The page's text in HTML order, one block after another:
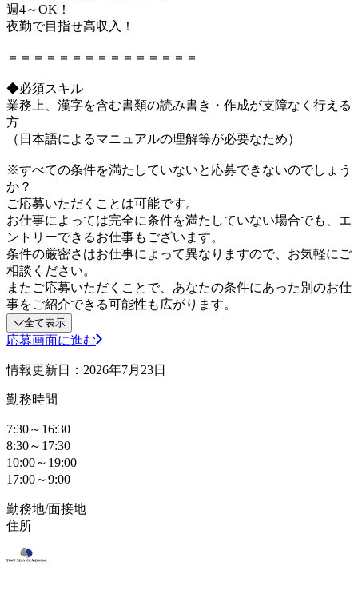
週4～OK！
夜勤で目指せ高収入！
＝＝＝＝＝＝＝＝＝＝＝＝＝＝＝
◆必須スキル
業務上、漢字を含む書類の読み書き・作成が支障なく行える
方
（日本語によるマニュアルの理解等が必要なため）
※すべての条件を満たしていないと応募できないのでしょう
か？
ご応募いただくことは可能です。
お仕事によっては完全に条件を満たしていない場合でも、エ
ントリーできるお仕事もございます。
条件の厳密さはお仕事によって異なりますので、お気軽にご
相談ください。
またご応募いただくことで、あなたの条件にあった別のお仕
事をご紹介できる可能性も広がります。
全て表示
応募画面に進む
情報更新日：2026年7月23日
勤務時間
7:30～16:30
8:30～17:30
10:00～19:00
17:00～9:00
勤務地/面接地
住所